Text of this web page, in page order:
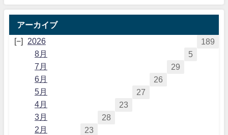
アーカイブ
2026
189
8月
5
7月
29
6月
26
5月
27
4月
23
3月
28
2月
23